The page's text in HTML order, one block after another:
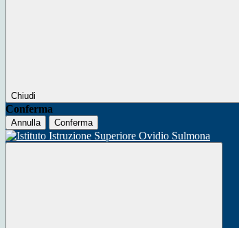
Chiudi
Conferma
Annulla Conferma